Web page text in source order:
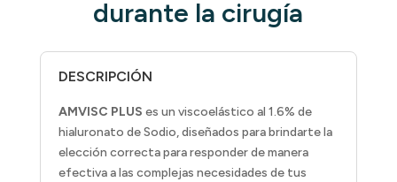
durante la cirugía
DESCRIPCIÓN
AMVISC PLUS es un viscoelástico al 1.6% de
hialuronato de Sodio, diseñados para brindarte la
elección correcta para responder de manera
efectiva a las complejas necesidades de tus